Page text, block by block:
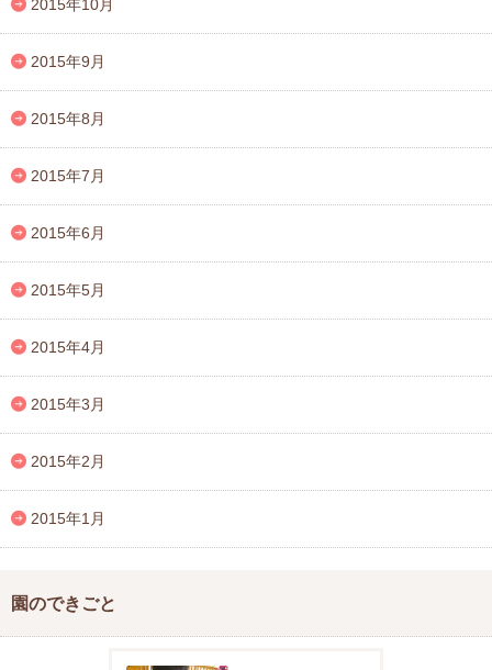
2015年10月
2015年9月
2015年8月
2015年7月
2015年6月
2015年5月
2015年4月
2015年3月
2015年2月
2015年1月
園のできごと